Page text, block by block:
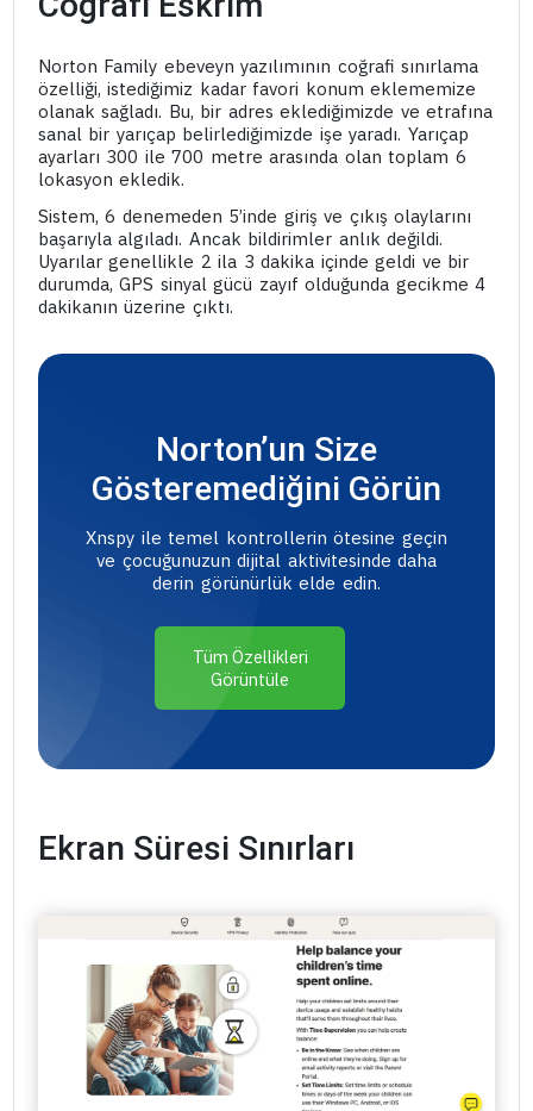
Norton Family ebeveyn yazılımının coğrafi sınırlama
özelliği, istediğimiz kadar favori konum eklememize
olanak sağladı. Bu, bir adres eklediğimizde ve etrafına
sanal bir yarıçap belirlediğimizde işe yaradı. Yarıçap
ayarları 300 ile 700 metre arasında olan toplam 6
lokasyon ekledik.
Sistem, 6 denemeden 5’inde giriş ve çıkış olaylarını
başarıyla algıladı. Ancak bildirimler anlık değildi.
Uyarılar genellikle 2 ila 3 dakika içinde geldi ve bir
durumda, GPS sinyal gücü zayıf olduğunda gecikme 4
dakikanın üzerine çıktı.
Norton’un Size
Gösteremediğini Görün
Xnspy ile temel kontrollerin ötesine geçin
ve çocuğunuzun dijital aktivitesinde daha
derin görünürlük elde edin.
Tüm Özellikleri
Görüntüle
Ekran Süresi Sınırları